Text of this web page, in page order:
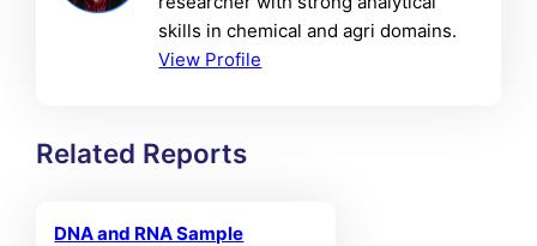
skills in chemical and agri domains.
View Profile
Related Reports
DNA and RNA Sample